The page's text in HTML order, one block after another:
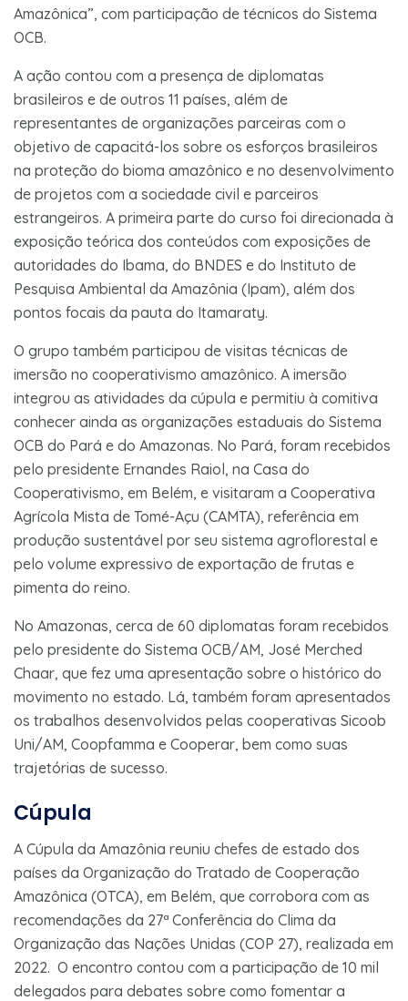
Amazônica”, com participação de técnicos do Sistema
OCB.
A ação contou com a presença de diplomatas
brasileiros e de outros 11 países, além de
representantes de organizações parceiras com o
objetivo de capacitá-los sobre os esforços brasileiros
na proteção do bioma amazônico e no desenvolvimento
de projetos com a sociedade civil e parceiros
estrangeiros. A primeira parte do curso foi direcionada à
exposição teórica dos conteúdos com exposições de
autoridades do Ibama, do BNDES e do Instituto de
Pesquisa Ambiental da Amazônia (Ipam), além dos
pontos focais da pauta do Itamaraty.
O grupo também participou de visitas técnicas de
imersão no cooperativismo amazônico. A imersão
integrou as atividades da cúpula e permitiu à comitiva
conhecer ainda as organizações estaduais do Sistema
OCB do Pará e do Amazonas. No Pará, foram recebidos
pelo presidente Ernandes Raiol, na Casa do
Cooperativismo, em Belém, e visitaram a Cooperativa
Agrícola Mista de Tomé-Açu (CAMTA), referência em
produção sustentável por seu sistema agroflorestal e
pelo volume expressivo de exportação de frutas e
pimenta do reino.
No Amazonas, cerca de 60 diplomatas foram recebidos
pelo presidente do Sistema OCB/AM, José Merched
Chaar, que fez uma apresentação sobre o histórico do
movimento no estado. Lá, também foram apresentados
os trabalhos desenvolvidos pelas cooperativas Sicoob
Uni/AM, Coopfamma e Cooperar, bem como suas
trajetórias de sucesso.
Cúpula
A Cúpula da Amazônia reuniu chefes de estado dos
países da Organização do Tratado de Cooperação
Amazônica (OTCA), em Belém, que corrobora com as
recomendações da 27ª Conferência do Clima da
Organização das Nações Unidas (COP 27), realizada em
2022. O encontro contou com a participação de 10 mil
delegados para debates sobre como fomentar a